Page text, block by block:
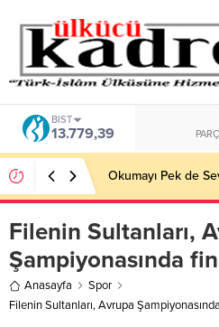
BIST
13.779,39
Okumayı Pek de
Filenin Sultanları,
Şampiyonasında
Anasayfa
Spor
Filenin Sultanları, Avrupa